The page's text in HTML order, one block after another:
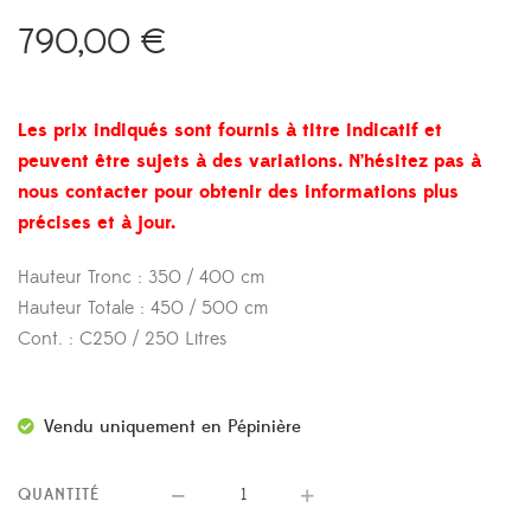
790,00 €
Les prix indiqués sont fournis à titre indicatif et
peuvent être sujets à des variations. N’hésitez pas à
nous contacter pour obtenir des informations plus
précises et à jour.
Hauteur Tronc : 350 / 400 cm
Hauteur Totale : 450 / 500 cm
Cont. : C250 / 250 Litres
Vendu uniquement en Pépinière
QUANTITÉ